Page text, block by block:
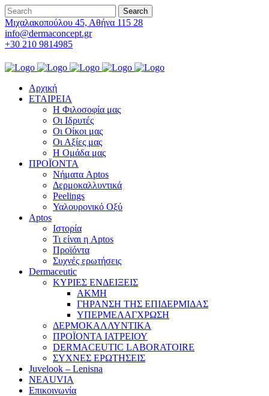
Μιχαλακοπούλου 45, Αθήνα 115 28
info@dermaconcept.gr
+30 210 9814985
Αρχική
ΕΤΑΙΡΕΙΑ
Η Φιλοσοφία μας
Οι Ιδρυτές
Οι Οίκοι μας
Οι Αξίες μας
Η Ομάδα μας
ΠΡΟΪΟΝΤΑ
Νήματα Aptos
Δερμοκαλλυντικά
Peelings
Υαλουρονικό Οξύ
Aptos
Ιστορία
Τι είναι η Aptos
Προϊόντα
Συχνές ερωτήσεις
Dermaceutic
ΚΥΡΙΕΣ ΕΝΔΕΙΞΕΙΣ
ΑΚΜΗ
ΓΗΡΑΝΣΗ ΤΗΣ ΕΠΙΔΕΡΜΙΔΑΣ
ΥΠΕΡΜΕΛΑΓΧΡΩΣΗ
ΔΕΡΜΟΚΑΛΛΥΝΤΙΚΑ
ΠΡΟΪΟΝΤΑ ΙΑΤΡΕΙΟΥ
DERMACEUTIC LABORATOIRE
ΣΥΧΝΕΣ ΕΡΩΤΗΣΕΙΣ
Juvelook – Lenisna
NEAUVIA
Επικοινωνία